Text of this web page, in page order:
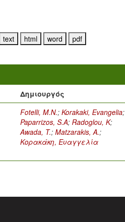
Δημιουργός
Fotelli, M.N.;Korakaki, Evangelia;
Paparrizos, S.A;Radoglou, K;
Awada, T.;Matzarakis, A.;
Κορακάκη, Ευαγγελία